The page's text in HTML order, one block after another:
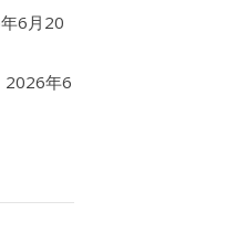
6月20
2026年6